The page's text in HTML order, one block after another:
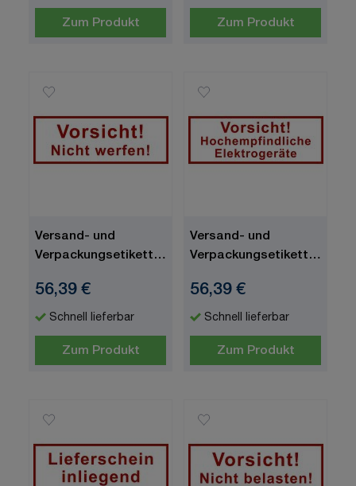
Zum Produkt Zum Produkt
Versand- und
Verpackungsetiketten,
werfen!, 170 x 60 mm
56,39 €
Schnell lieferbar
Zum Produkt
Versand- und
Verpackungsetiketten,
Hochempfindliche …,
170 x 60 mm
56,39 €
Schnell lieferbar
Zum Produkt